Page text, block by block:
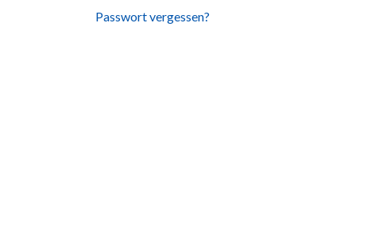
Passwort vergessen?